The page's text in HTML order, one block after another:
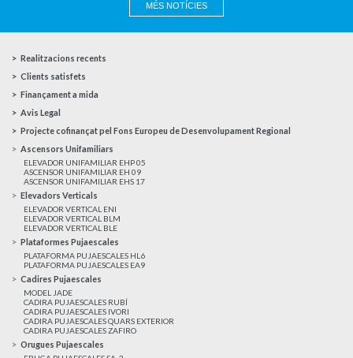
MÉS NOTÍCIES
Realitzacions recents
Clients satisfets
Finançament a mida
Avis Legal
Projecte cofinançat pel Fons Europeu de Desenvolupament Regional
Ascensors Unifamiliars
ELEVADOR UNIFAMILIAR EHP 05
ASCENSOR UNIFAMILIAR EH 09
ASCENSOR UNIFAMILIAR EHS 17
Elevadors Verticals
ELEVADOR VERTICAL ENI
ELEVADOR VERTICAL BLM
ELEVADOR VERTICAL BLE
Plataformes Pujaescales
PLATAFORMA PUJAESCALES HL6
PLATAFORMA PUJAESCALES EA9
Cadires Pujaescales
MODEL JADE
CADIRA PUJAESCALES RUBÍ
CADIRA PUJAESCALES IVORI
CADIRA PUJAESCALES QUARS EXTERIOR
CADIRA PUJAESCALES ZAFIRO
Orugues Pujaescales